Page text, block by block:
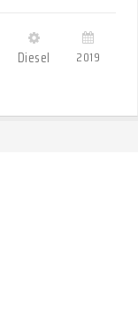
Diesel 2019